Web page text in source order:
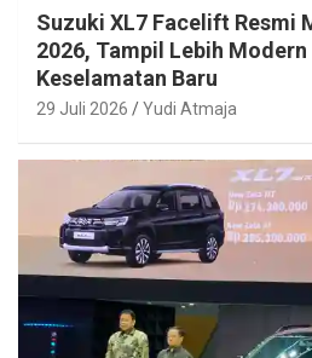
Suzuki XL7 Facelift Resmi
2026, Tampil Lebih
Keselamatan Baru
29 Juli 2026 Yudi Atmaja